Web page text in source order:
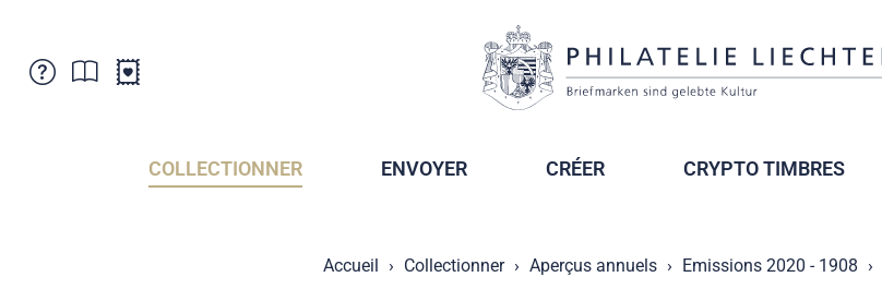
Points de vente
AbonnementCOLLECTIONNER ENVOYER CRÉER CRYPTO TIMBRES
Accueil Collectionner Aperçus annuels Emissions 2020 - 1908